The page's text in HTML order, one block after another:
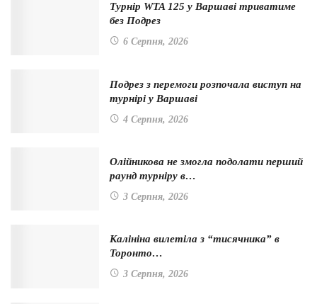
Турнір WTA 125 у Варшаві триватиме
без Подрез
6 Серпня, 2026
Подрез з перемоги розпочала виступ на
турнірі у Варшаві
4 Серпня, 2026
Олійникова не змогла подолати перший
раунд турніру в…
3 Серпня, 2026
Калініна вилетіла з “тисячника” в
Торонто…
3 Серпня, 2026